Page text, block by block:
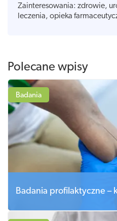
Zainteresowania: zdrowie,
leczenia, opieka
Polecane wpisy
Badania
Badania profilaktyczne –